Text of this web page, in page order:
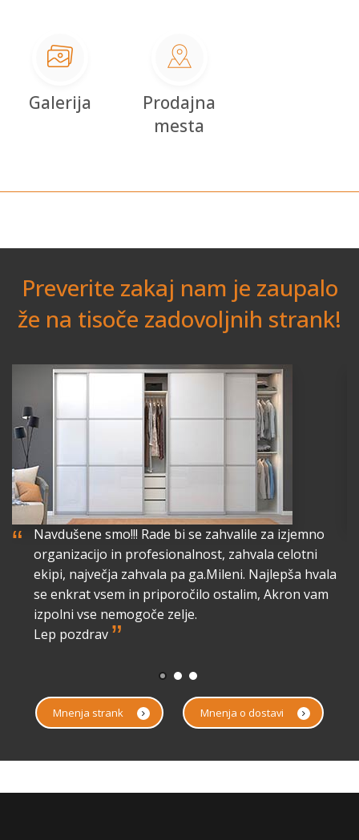
Galerija
Prodajna
mesta
Preverite zakaj nam je zaupalo
že na tisoče zadovoljnih strank!
“
Navdušene smo!!! Rade bi se zahvalile za izjemno
organizacijo in profesionalnost, zahvala celotni
ekipi, največja zahvala pa ga.Mileni. Najlepša hvala
se enkrat vsem in priporočilo ostalim, Akron vam
izpolni vse nemogoče zelje.
Lep pozdrav ”
Mnenja strank Mnenja o dostavi